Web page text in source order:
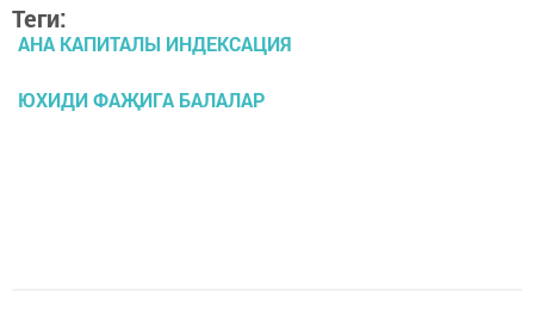
Теги:
АНА КАПИТАЛЫ ИНДЕКСАЦИЯ
ЮХИДИ ФАҖИГА БАЛАЛАР